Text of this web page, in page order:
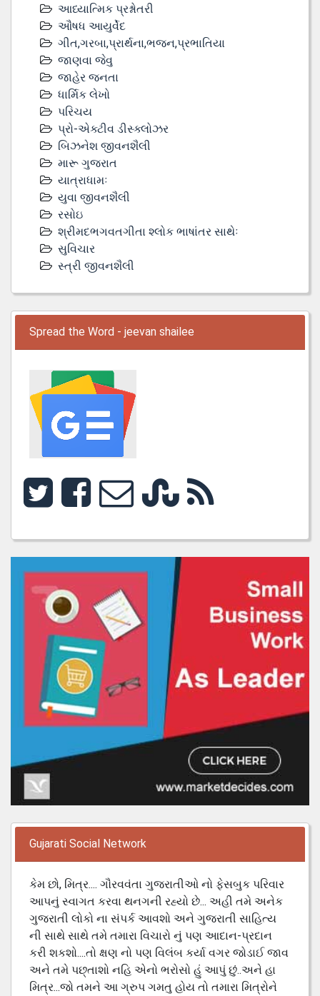
આધ્યાત્મિક પ્રશ્નોતરી
ઔષધ આયુર્વેદ
ગીત,ગરબા,પ્રાર્થના,ભજન,પ્રભાતિયા
જાણવા જેવુ
જાહેર જનતા
ધાર્મિક લેખો
પરિચય
પ્રો-એક્ટીવ ડીસ્‍ક્લોઝર
બિઝનેશ જીવનશૈલી
મારૂ ગુજરાત
યાત્રાધામઃ
યુવા જીવનશૈલી
રસોઇ
શ્રીમદભગવતગીતા શ્લોક ભાષાંતર સાથેઃ
સુવિચાર
સ્ત્રી જીવનશૈલી
Spread the Word - jeevan shailee
Gujarati Social Network
કેમ છો, મિત્ર.... ગૌરવવંતા ગુજરાતીઓ નો ફેસબુક પરિવાર
આપનું સ્વાગત કરવા થનગની રહ્યો છે... અહી તમે અનેક
ગુજરાતી લોકો ના સંપર્ક આવશો અને ગુજરાતી સાહિત્ય
ની સાથે સાથે તમે તમારા વિચારો નું પણ આદાન-પ્રદાન
કરી શકશો....તો ક્ષણ નો પણ વિલંબ કર્યા વગર જોડાઈ જાવ
અને તમે પછ્તાશો નહિ એનો ભરોસો હું આપું છું..અને હા
મિત્ર...જો તમને આ ગ્રુપ ગમતુ હોય તો તમારા મિત્રોને